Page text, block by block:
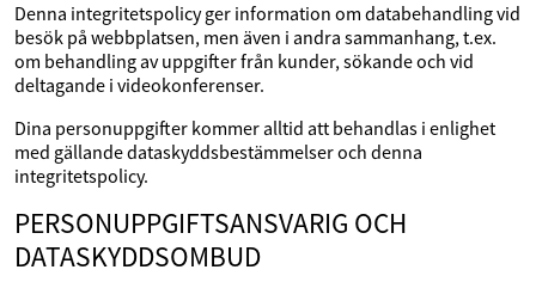
Denna integritetspolicy ger information om databehandling vid
besök på webbplatsen, men även i andra sammanhang, t.ex.
om behandling av uppgifter från kunder, sökande och vid
deltagande i videokonferenser.
Dina personuppgifter kommer alltid att behandlas i enlighet
med gällande dataskyddsbestämmelser och denna
integritetspolicy.
PERSONUPPGIFTSANSVARIG OCH
DATASKYDDSOMBUD